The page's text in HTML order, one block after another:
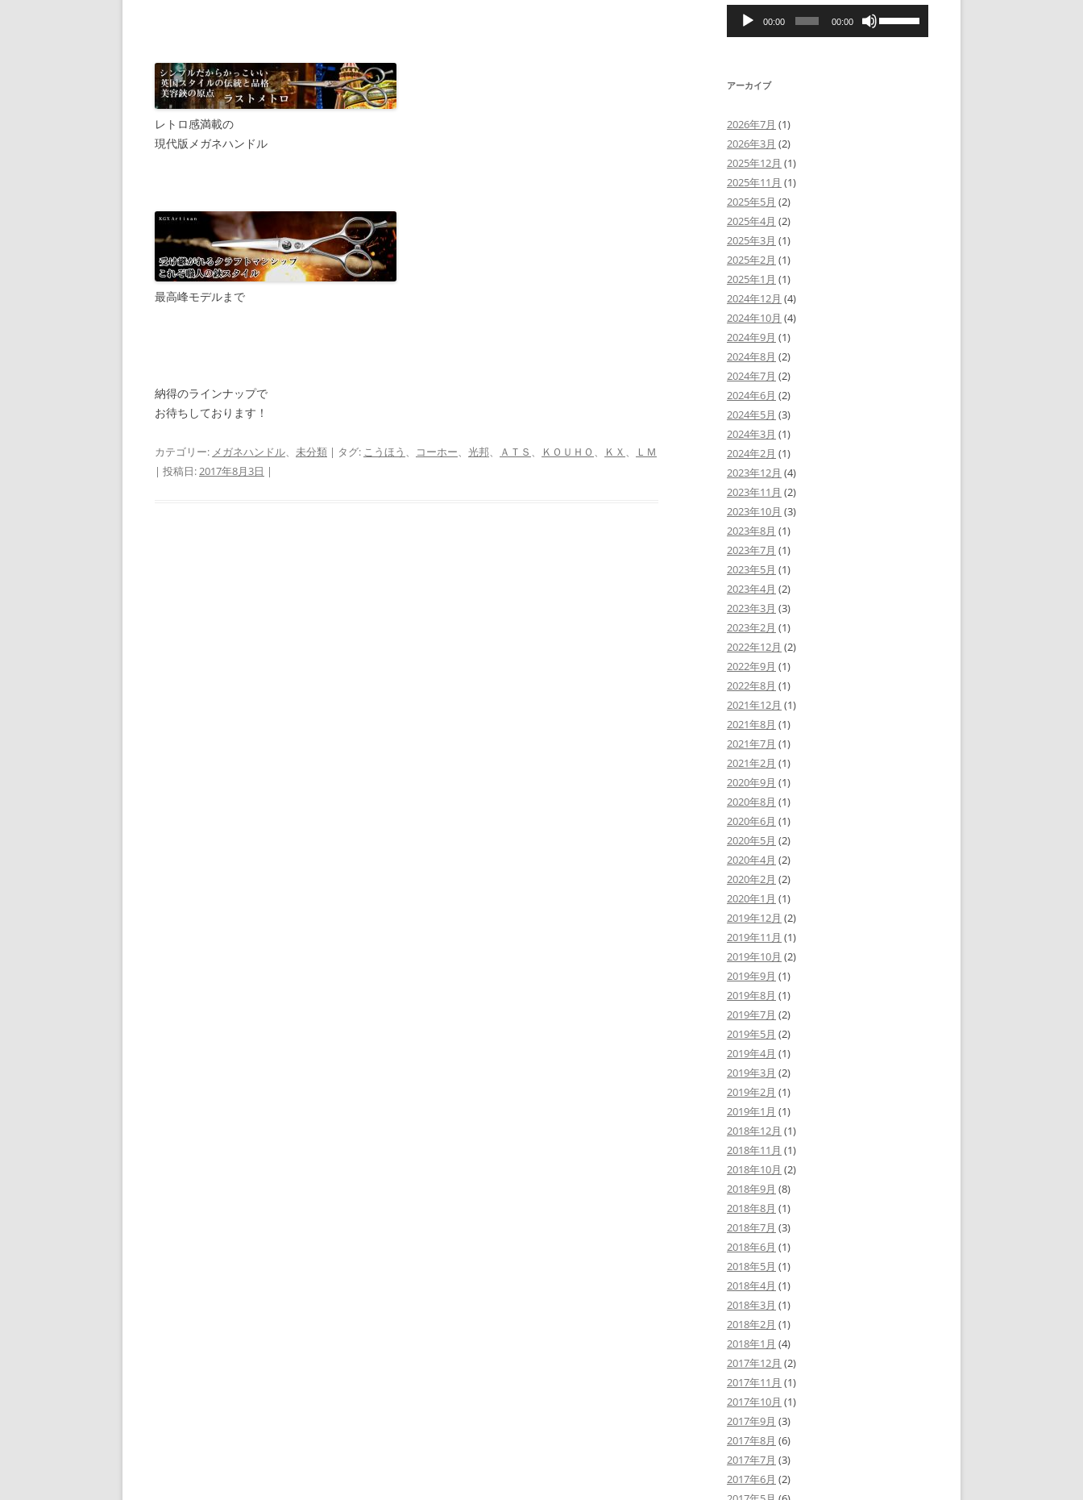
レトロ感満載の
現代版メガネハンドル
最高峰モデルまで
納得のラインナップで
お待ちしております！
カテゴリー: メガネハンドル、 未分類 | タグ: こうほう 、 コーホー、 光邦、 ＡＴＳ 、 ＫＯＵＨＯ 、 ＫＸ 、
ＬＭ
| 投稿日:2017年8月3日 |
音
00:00 00:00
リ
アーカイブ
2026年7月 (1)
2026年3月 (2)
2025年12月 (1)
2025年11月 (1)
2025年5月 (2)
2025年4月 (2)
2025年3月 (1)
2025年2月 (1)
2025年1月 (1)
2024年12月 (4)
2024年10月 (4)
2024年9月 (1)
2024年8月 (2)
2024年7月 (2)
2024年6月 (2)
2024年5月 (3)
2024年3月 (1)
2024年2月 (1)
2023年12月 (4)
2023年11月 (2)
2023年10月 (3)
2023年8月 (1)
2023年7月 (1)
2023年5月 (1)
2023年4月 (2)
2023年3月 (3)
2023年2月 (1)
2022年12月 (2)
2022年9月 (1)
2022年8月 (1)
2021年12月 (1)
2021年8月 (1)
2021年7月 (1)
2021年2月 (1)
2020年9月 (1)
2020年8月 (1)
2020年6月 (1)
2020年5月 (2)
2020年4月 (2)
2020年2月 (2)
2020年1月 (1)
2019年12月 (2)
2019年11月 (1)
2019年10月 (2)
2019年9月 (1)
2019年8月 (1)
2019年7月 (2)
2019年5月 (2)
2019年4月 (1)
2019年3月 (2)
2019年2月 (1)
2019年1月 (1)
2018年12月 (1)
2018年11月 (1)
2018年10月 (2)
2018年9月 (8)
2018年8月 (1)
2018年7月 (3)
2018年6月 (1)
2018年5月 (1)
2018年4月 (1)
2018年3月 (1)
2018年2月 (1)
2018年1月 (4)
2017年12月 (2)
2017年11月 (1)
2017年10月 (1)
2017年9月 (3)
2017年8月 (6)
2017年7月 (3)
2017年6月 (2)